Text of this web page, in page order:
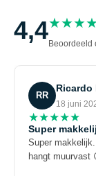
4,4★★★
Beoordeeld
RR
Ricardo
18 juni
★★★★★
Super
Super
hangt muurvast